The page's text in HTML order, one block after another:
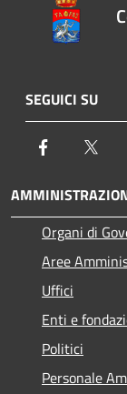
SEGUICI SU
Facebook
Organi di
Aree
Uffici
Enti e
Politici
Personale